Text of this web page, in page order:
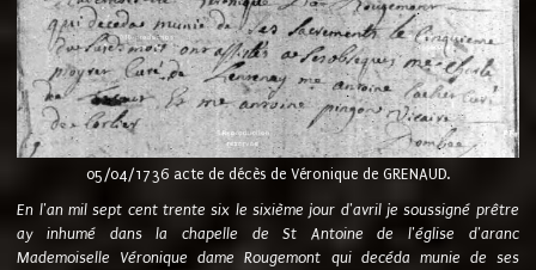
05/04/1736 acte de décès de Véronique de GRENAUD.
En l'an mil sept cent trente six le sixième jour d'avril je soussigné prêtre
ay inhumé dans la chapelle de St Antoine de l'église d'aranc
Mademoiselle Véronique dame Rougemont qui decéda munie de ses